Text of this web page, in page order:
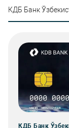
КДБ Банк
КДБ Банк